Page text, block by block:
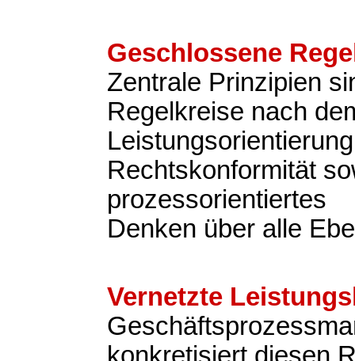
Geschlossene
Zentrale Prinzipien
Regelkreise nach
Rechtskonformität
prozessorientiertes
Denken über alle
Vernetzte